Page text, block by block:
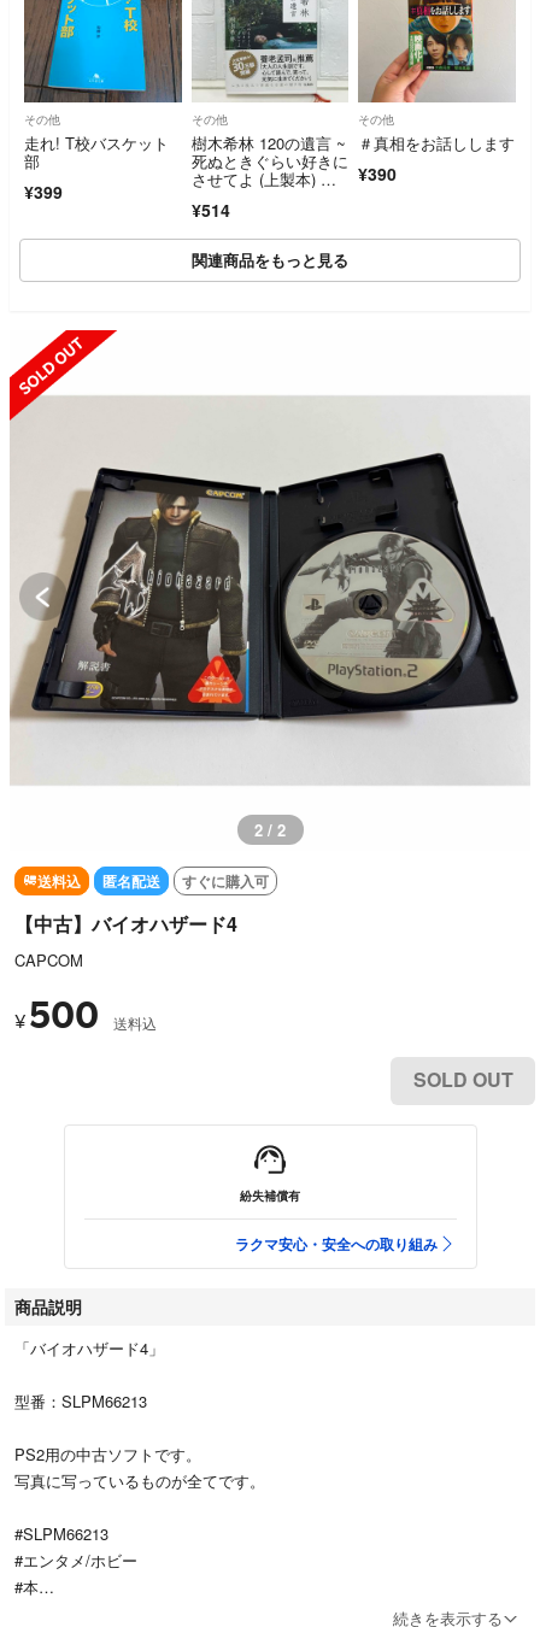
その他
走れ! T校バスケット
部
¥399
その他
樹木希林 120の遺言 ~
死ぬときぐらい好きに
させてよ (上製本) 樹
¥514
その他
＃真相をお話しします
¥390
関連商品をもっと見る
1 / 2
送料込 匿名配送 すぐに購入可
【中古】バイオハザード4
CAPCOM
¥ 500 送料込
SOLD OUT
紛失補償有
ラクマ安心・安全への取り組み
商品説明
「バイオハザード4」
型番：SLPM66213
PS2用の中古ソフトです。
写真に写っているものが全てです。
#SLPM66213
#エンタメ/ホビー
#本
続きを表示する